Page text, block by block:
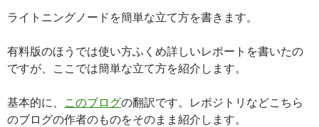
ライトニングノードを簡単な立て方を書きます。
有料版のほうでは使い方ふくめ詳しいレポートを書いたの
ですが、ここでは簡単な立て方を紹介します。
基本的に、 このブログの翻訳です。レポジトリなどこちら
のブログの作者のものをそのまま紹介します。